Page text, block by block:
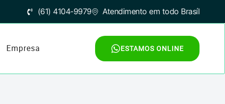
(61) 4104-9979 Atendimento em todo Brasíl
Empresa ESTAMOS ONLINE